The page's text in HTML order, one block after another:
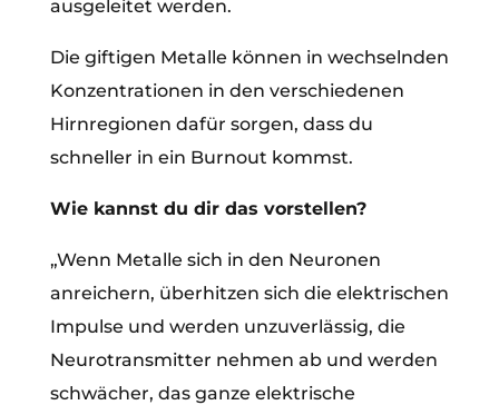
ausgeleitet werden.
Die giftigen Metalle können in wechselnden
Konzentrationen in den verschiedenen
Hirnregionen dafür sorgen, dass du
schneller in ein Burnout kommst.
Wie kannst du dir das vorstellen?
„Wenn Metalle sich in den Neuronen
anreichern, überhitzen sich die elektrischen
Impulse und werden unzuverlässig, die
Neurotransmitter nehmen ab und werden
schwächer, das ganze elektrische